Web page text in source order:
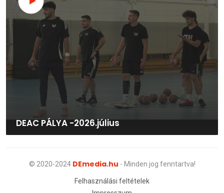
DEAC PÁLYA -2026.július
© 2020-2024 DEmedia.hu - Minden jog fenntartva!
Felhasználási feltételek